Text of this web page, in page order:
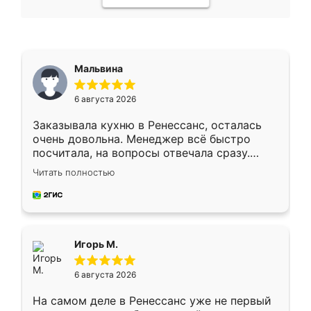
Мальвина
6 августа 2026
Заказывала кухню в Ренессанс, осталась
очень довольна. Менеджер всё быстро
посчитала, на вопросы отвечала сразу.
Замерщик приехал в субботу, подошёл к
делу со всей ответственностью. Собрали
за день, ребята работали аккуратно, даже
Читать полностью
Игорь М.
6 августа 2026
На самом деле в Ренессанс уже не первый